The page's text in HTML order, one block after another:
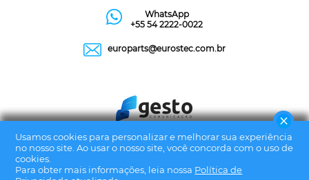
Usamos cookies para personalizar e melhorar sua experiência
no nosso site. Ao usar o nosso site, você concorda com o uso de
cookies.
Para obter mais informações, leia nossa Política de
WhatsApp
+55 54 2222-0022
europarts@eurostec.com.br